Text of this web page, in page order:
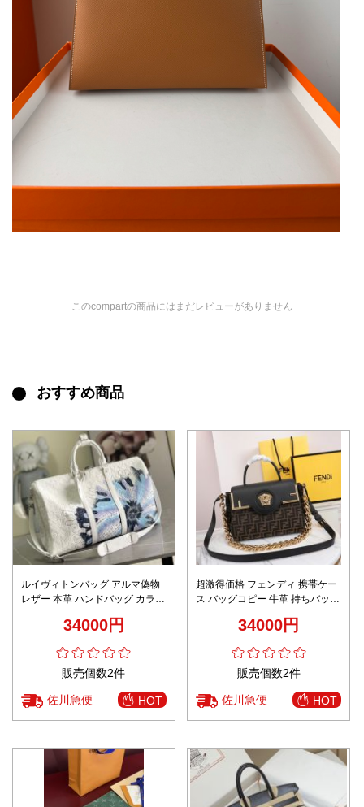
このcompartの商品にはまだレビューがありません
おすすめ商品
ルイヴィトンバッグ アルマ偽物
レザー 本革 ハンドバッグ カラフ
34000円
販売個数2件
佐川急便 HOT
超激得価格 フェンディ 携帯ケー
ス バッグコピー 牛革 持ちバッグ
34000円
販売個数2件
佐川急便 HOT